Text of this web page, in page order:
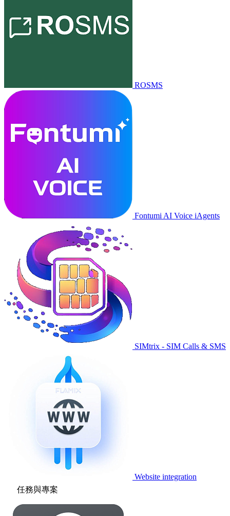
ROSMS
Fontumi AI Voice iAgents
SIMtrix - SIM Calls & SMS
Website integration
任務與專案